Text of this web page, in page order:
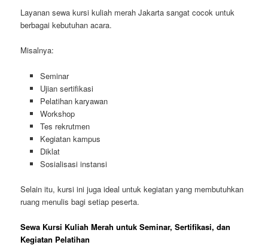
Layanan sewa kursi kuliah merah Jakarta sangat cocok untuk
berbagai kebutuhan acara.
Misalnya:
Seminar
Ujian sertifikasi
Pelatihan karyawan
Workshop
Tes rekrutmen
Kegiatan kampus
Diklat
Sosialisasi instansi
Selain itu, kursi ini juga ideal untuk kegiatan yang membutuhkan
ruang menulis bagi setiap peserta.
Sewa Kursi Kuliah Merah untuk Seminar, Sertifikasi, dan
Kegiatan Pelatihan